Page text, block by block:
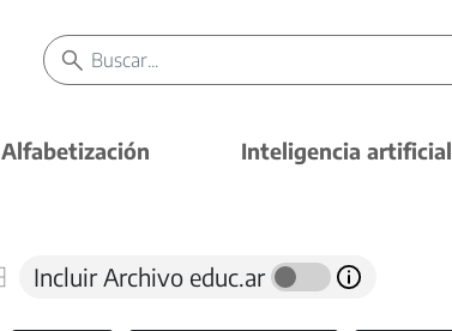
Alfabetización Inteligencia artificial
Incluir Archivo educ.ar